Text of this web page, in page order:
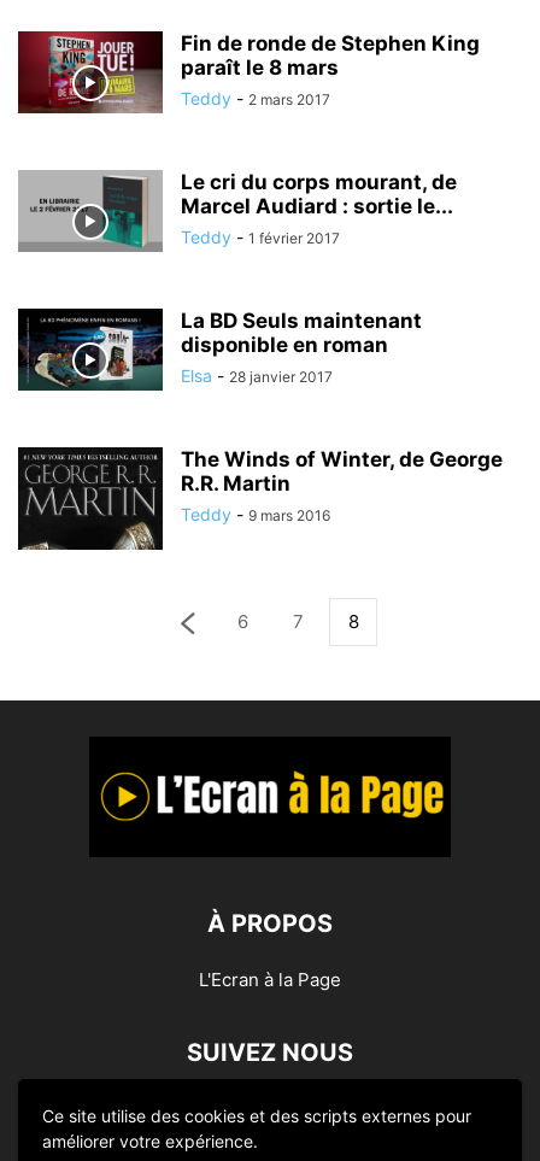
Ce site utilise des cookies et des scripts externes pour
améliorer votre expérience.
Fin de ronde de Stephen King
paraît le 8 mars
Teddy - 2 mars 2017
Le cri du corps mourant, de
Marcel Audiard : sortie le...
Teddy - 1 février 2017
La BD Seuls maintenant
disponible en roman
Elsa - 28 janvier 2017
The Winds of Winter, de George
R.R. Martin
Teddy - 9 mars 2016
6 7 8
À PROPOS
L'Ecran à la Page
SUIVEZ NOUS